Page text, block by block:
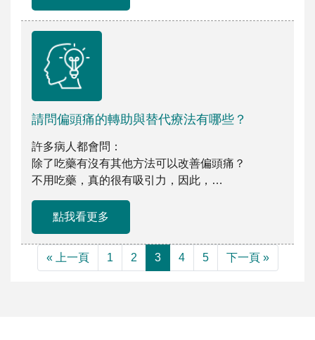
請問偏頭痛的轉助與替代療法有哪些？
許多病人都會問：
除了吃藥有沒有其他方法可以改善偏頭痛？
不用吃藥，真的很有吸引力，因此，
點我看更多
« 上一頁 1 2 3 4 5 下一頁 »